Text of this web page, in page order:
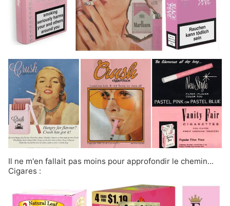
Il ne m'en fallait pas moins pour approfondir le chemin...
Cigares :